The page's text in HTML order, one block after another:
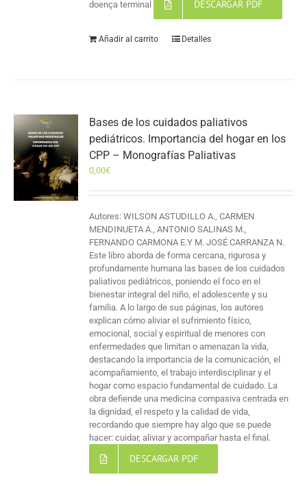
doença terminal DESCARGAR PDF
Añadir al carrito Detalles
Bases de los cuidados paliativos
pediátricos. Importancia del hogar en los
CPP – Monografías Paliativas
0,00€
Autores: WILSON ASTUDILLO A., CARMEN
MENDINUETA A., ANTONIO SALINAS M.,
FERNANDO CARMONA E.Y M. JOSÉ CARRANZA N.
Este libro aborda de forma cercana, rigurosa y
profundamente humana las bases de los cuidados
paliativos pediátricos, poniendo el foco en el
bienestar integral del niño, el adolescente y su
familia. A lo largo de sus páginas, los autores
explican cómo aliviar el sufrimiento físico,
emocional, social y espiritual de menores con
enfermedades que limitan o amenazan la vida,
destacando la importancia de la comunicación, el
acompañamiento, el trabajo interdisciplinar y el
hogar como espacio fundamental de cuidado. La
obra defiende una medicina compasiva centrada en
la dignidad, el respeto y la calidad de vida,
recordando que siempre hay algo que se puede
hacer: cuidar, aliviar y acompañar hasta el final.
DESCARGAR PDF